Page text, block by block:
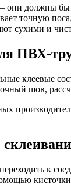
они должны
точную
сухими и
ПВХ-
клеевые
шов,
к
кисточки